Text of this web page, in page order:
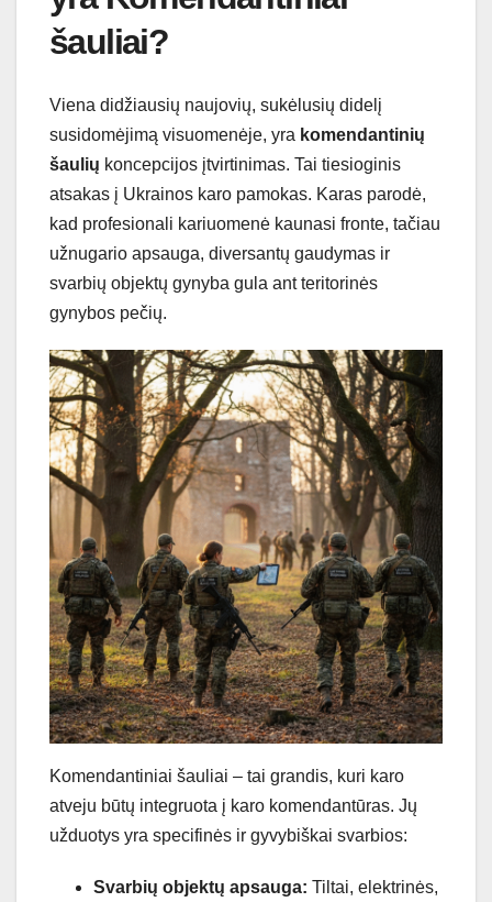
šauliai?
Viena didžiausių naujovių, sukėlusių didelį
susidomėjimą visuomenėje, yra komendantinių
šaulių koncepcijos įtvirtinimas. Tai tiesioginis
atsakas į Ukrainos karo pamokas. Karas parodė,
kad profesionali kariuomenė kaunasi fronte, tačiau
užnugario apsauga, diversantų gaudymas ir
svarbių objektų gynyba gula ant teritorinės
gynybos pečių.
Komendantiniai šauliai – tai grandis, kuri karo
atveju būtų integruota į karo komendantūras. Jų
užduotys yra specifinės ir gyvybiškai svarbios:
Svarbių objektų apsauga: Tiltai, elektrinės,